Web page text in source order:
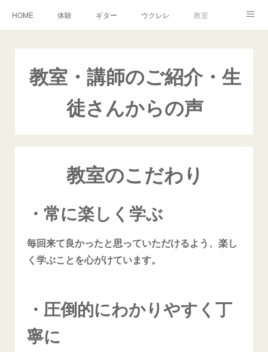
HOME 体験 ギター ウクレレ 教室
教室・講師のご紹介・生
徒さんからの声
教室のこだわり
・常に楽しく学ぶ
毎回来て良かったと思っていただけるよう、楽し
く学ぶことを心がけています。
・圧倒的にわかりやすく丁
寧に